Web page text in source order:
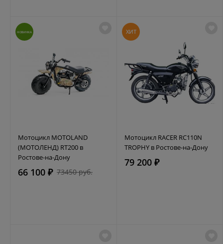
НОВИНКА
Мотоцикл MOTOLAND
(МОТОЛЕНД) RT200 в
Ростове-на-Дону
66 100 ₽ 73450 руб.
ХИТ
Мотоцикл RACER RC110N
TROPHY в Ростове-на-Дону
79 200 ₽